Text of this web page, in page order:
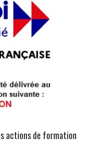
actions de formation